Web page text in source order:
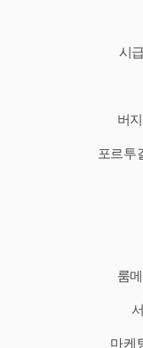
시
버
포르투
룸
마케